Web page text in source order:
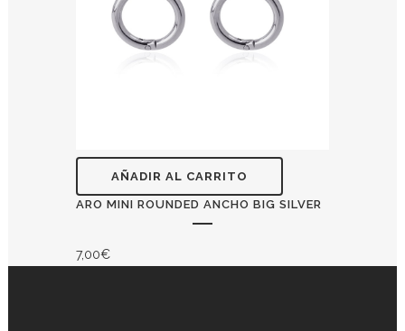
AÑADIR AL CARRITO
ARO MINI ROUNDED ANCHO BIG SILVER
7,00€